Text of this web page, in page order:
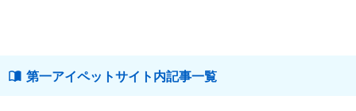
第一アイペットサイト内記事一覧